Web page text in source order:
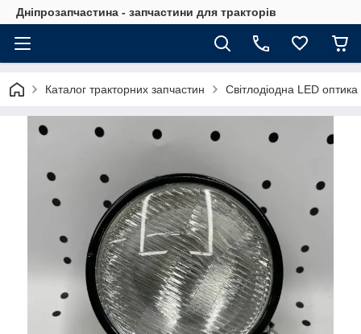
Дніпрозапчастина - запчастини для тракторів
Каталог тракторних запчастин Світлодіодна LED оптика